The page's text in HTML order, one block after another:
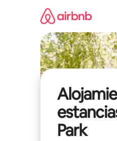
Park